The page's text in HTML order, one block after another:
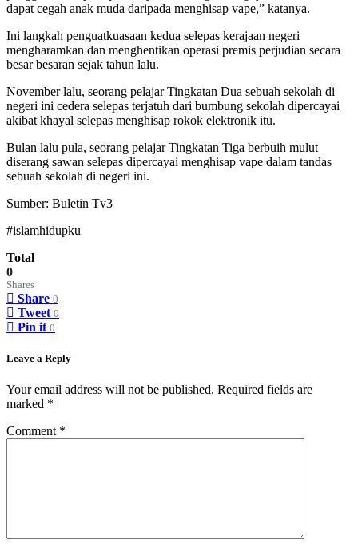
dapat cegah anak muda daripada menghisap vape,” katanya.
Ini langkah penguatkuasaan kedua selepas kerajaan negeri
mengharamkan dan menghentikan operasi premis perjudian secara
besar besaran sejak tahun lalu.
November lalu, seorang pelajar Tingkatan Dua sebuah sekolah di
negeri ini cedera selepas terjatuh dari bumbung sekolah dipercayai
akibat khayal selepas menghisap rokok elektronik itu.
Bulan lalu pula, seorang pelajar Tingkatan Tiga berbuih mulut
diserang sawan selepas dipercayai menghisap vape dalam tandas
sebuah sekolah di negeri ini.
Sumber: Buletin Tv3
#islamhidupku
Total
0
Shares
Share 0
Tweet 0
Pin it 0
Leave a Reply
Your email address will not be published. Required fields are
marked *
Comment *